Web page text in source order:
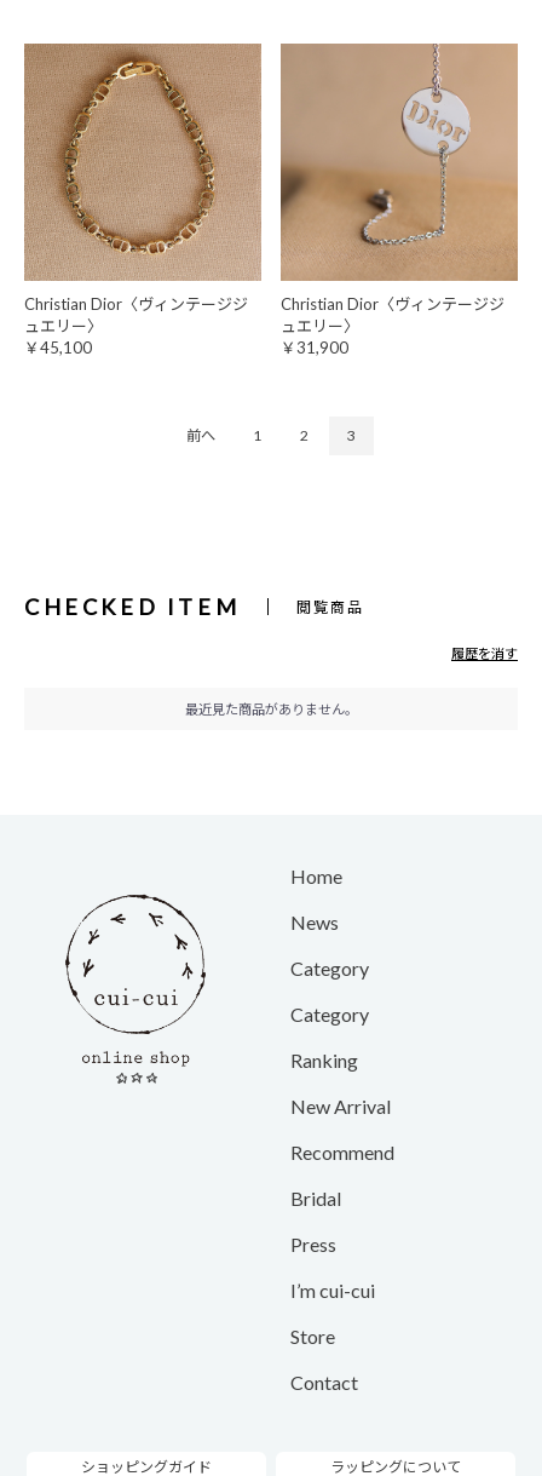
Christian Dior〈ヴィンテージジ
ュエリー〉
￥45,100
Christian Dior〈ヴィンテージジ
ュエリー〉
￥31,900
前へ 1 2 3
CHECKED ITEM 閲覧商品
履歴を消す
最近見た商品がありません。
Home
News
Category
Category
Ranking
New Arrival
Recommend
Bridal
Press
I’m cui-cui
Store
Contact
ショッピングガイド ラッピングについて